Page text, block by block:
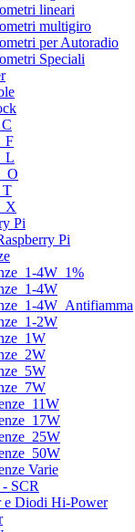
lineari
multigiro
per Autoradio
Speciali
Pi
Pi
4W_1%
4W
4W_Antifiamma
2W
Varie
SCR
e Diodi Hi-Power